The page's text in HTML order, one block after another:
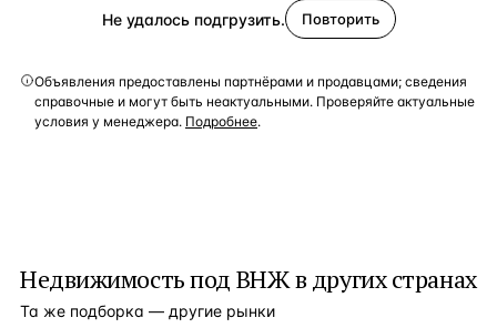
Не удалось подгрузить. Повторить
Объявления предоставлены партнёрами и продавцами; сведения
справочные и могут быть неактуальными. Проверяйте актуальные
условия у менеджера. Подробнее.
Недвижимость под ВНЖв других странах
Та же подборка — другие рынки